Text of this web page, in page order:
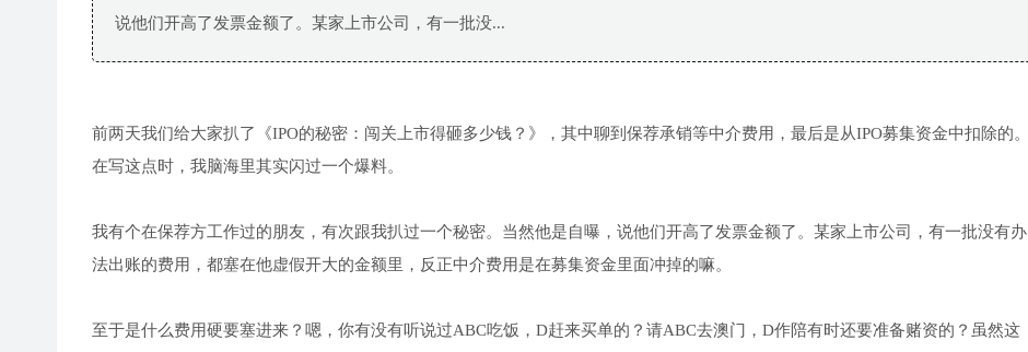
说他们开高了发票金额了。某家上市公司，有一批没...
前两天我们给大家扒了《IPO的秘密：闯关上市得砸多少钱？》，其中聊到保荐承销等中介费用，最后是从IPO募集资金中扣除的。
在写这点时，我脑海里其实闪过一个爆料。
我有个在保荐方工作过的朋友，有次跟我扒过一个秘密。当然他是自曝，说他们开高了发票金额了。某家上市公司，有一批没有办
法出账的费用，都塞在他虚假开大的金额里，反正中介费用是在募集资金里面冲掉的嘛。
至于是什么费用硬要塞进来？嗯，你有没有听说过ABC吃饭，D赶来买单的？请ABC去澳门，D作陪有时还要准备赌资的？虽然这